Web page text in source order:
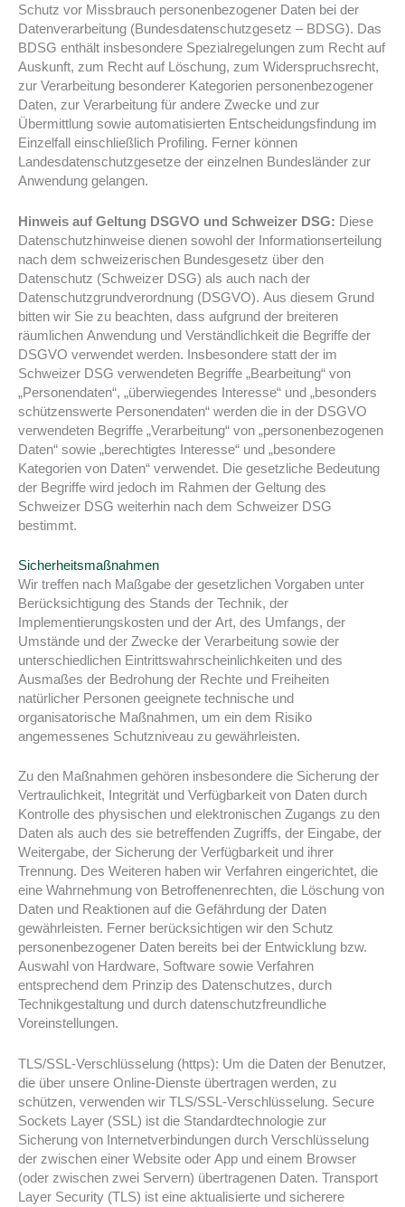
Schutz vor Missbrauch personenbezogener Daten bei der
Datenverarbeitung (Bundesdatenschutzgesetz – BDSG). Das
BDSG enthält insbesondere Spezialregelungen zum Recht auf
Auskunft, zum Recht auf Löschung, zum Widerspruchsrecht,
zur Verarbeitung besonderer Kategorien personenbezogener
Daten, zur Verarbeitung für andere Zwecke und zur
Übermittlung sowie automatisierten Entscheidungsfindung im
Einzelfall einschließlich Profiling. Ferner können
Landesdatenschutzgesetze der einzelnen Bundesländer zur
Anwendung gelangen.
Hinweis auf Geltung DSGVO und Schweizer DSG: Diese
Datenschutzhinweise dienen sowohl der Informationserteilung
nach dem schweizerischen Bundesgesetz über den
Datenschutz (Schweizer DSG) als auch nach der
Datenschutzgrundverordnung (DSGVO). Aus diesem Grund
bitten wir Sie zu beachten, dass aufgrund der breiteren
räumlichen Anwendung und Verständlichkeit die Begriffe der
DSGVO verwendet werden. Insbesondere statt der im
Schweizer DSG verwendeten Begriffe „Bearbeitung“ von
„Personendaten“, „überwiegendes Interesse“ und „besonders
schützenswerte Personendaten“ werden die in der DSGVO
verwendeten Begriffe „Verarbeitung“ von „personenbezogenen
Daten“ sowie „berechtigtes Interesse“ und „besondere
Kategorien von Daten“ verwendet. Die gesetzliche Bedeutung
der Begriffe wird jedoch im Rahmen der Geltung des
Schweizer DSG weiterhin nach dem Schweizer DSG
bestimmt.
Sicherheitsmaßnahmen
Wir treffen nach Maßgabe der gesetzlichen Vorgaben unter
Berücksichtigung des Stands der Technik, der
Implementierungskosten und der Art, des Umfangs, der
Umstände und der Zwecke der Verarbeitung sowie der
unterschiedlichen Eintrittswahrscheinlichkeiten und des
Ausmaßes der Bedrohung der Rechte und Freiheiten
natürlicher Personen geeignete technische und
organisatorische Maßnahmen, um ein dem Risiko
angemessenes Schutzniveau zu gewährleisten.
Zu den Maßnahmen gehören insbesondere die Sicherung der
Vertraulichkeit, Integrität und Verfügbarkeit von Daten durch
Kontrolle des physischen und elektronischen Zugangs zu den
Daten als auch des sie betreffenden Zugriffs, der Eingabe, der
Weitergabe, der Sicherung der Verfügbarkeit und ihrer
Trennung. Des Weiteren haben wir Verfahren eingerichtet, die
eine Wahrnehmung von Betroffenenrechten, die Löschung von
Daten und Reaktionen auf die Gefährdung der Daten
gewährleisten. Ferner berücksichtigen wir den Schutz
personenbezogener Daten bereits bei der Entwicklung bzw.
Auswahl von Hardware, Software sowie Verfahren
entsprechend dem Prinzip des Datenschutzes, durch
Technikgestaltung und durch datenschutzfreundliche
Voreinstellungen.
TLS/SSL-Verschlüsselung (https): Um die Daten der Benutzer,
die über unsere Online-Dienste übertragen werden, zu
schützen, verwenden wir TLS/SSL-Verschlüsselung. Secure
Sockets Layer (SSL) ist die Standardtechnologie zur
Sicherung von Internetverbindungen durch Verschlüsselung
der zwischen einer Website oder App und einem Browser
(oder zwischen zwei Servern) übertragenen Daten. Transport
Layer Security (TLS) ist eine aktualisierte und sicherere